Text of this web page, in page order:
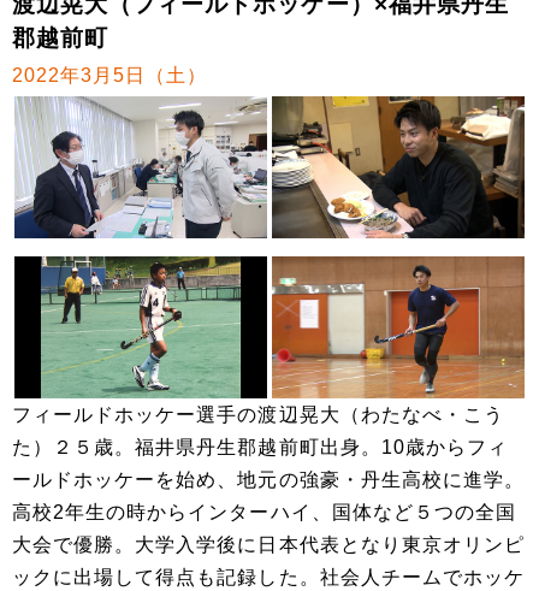
郡越前町
2022年3月5日（土）
フィールドホッケー選手の渡辺晃大（わたなべ・こう
た）２５歳。福井県丹生郡越前町出身。10歳からフィ
ールドホッケーを始め、地元の強豪・丹生高校に進学。
高校2年生の時からインターハイ、国体など５つの全国
大会で優勝。大学入学後に日本代表となり東京オリンピ
ックに出場して得点も記録した。社会人チームでホッケ